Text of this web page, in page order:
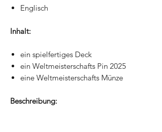
Englisch
Inhalt:
ein spielfertiges Deck
ein Weltmeisterschafts Pin 2025
eine Weltmeisterschafts Münze
Beschreibung: